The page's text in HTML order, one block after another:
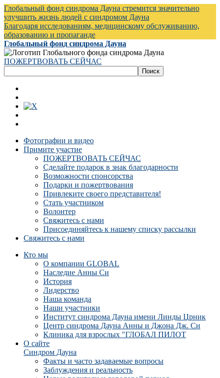
Глобальный фонд синдрома Дауна стремится значительно
улучшить жизнь людей с синдромом Дауна
Благодаря исследованиям, медицинскому обслуживанию,
образованию и пропаганде
Глобальный фонд синдрома Дауна
ПОЖЕРТВОВАТЬ СЕЙЧАС
Фотографии и видео
Примите участие
ПОЖЕРТВОВАТЬ СЕЙЧАС
Сделайте подарок в знак благодарности
Возможности спонсорства
Подарки и пожертвования
Привлеките своего представителя!
Стать участником
Волонтер
Свяжитесь с нами
Присоединяйтесь к нашему списку рассылки
Свяжитесь с нами
Кто мы
О компании GLOBAL
Наследие Анны Си
История
Лидерство
Наша команда
Наши участники
Институт синдрома Дауна имени Линды Црник
Центр синдрома Дауна Анны и Джона Дж. Си
Клиника для взрослых "ГЛОБАЛ ПИЛОТ
О сайте
Синдром Дауна
Факты и часто задаваемые вопросы
Заблуждения и реальность